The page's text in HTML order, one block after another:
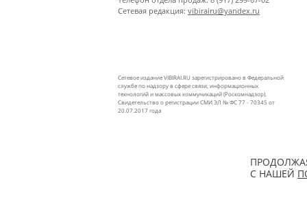
Сетевая редакция: vibirairu@yandex.ru
Сетевое издание VIBIRAI.RU зарегистрировано в Федеральной
службе по надзору в сфере связи, информационных
технологий и массовых коммуникаций (Роскомнадзор).
Свидетельство о регистрации СМИ ЭЛ № ФС 77 - 70345 от
20.07.2017 года
С НАШЕЙ